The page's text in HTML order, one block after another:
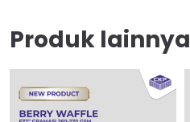
Produk lainnya